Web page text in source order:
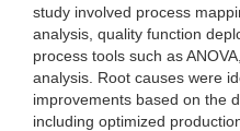
study involved process
analysis, quality function
process tools such as
analysis. Root causes were
improvements based on the
including optimized